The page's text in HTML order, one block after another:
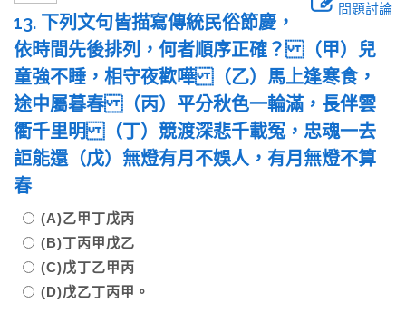
問題討論
13. 下列文句皆描寫傳統民俗節慶，
依時間先後排列，何者順序正確？ （甲）兒
童強不睡，相守夜歡嘩 （乙）馬上逢寒食，
途中屬暮春 （丙）平分秋色一輪滿，長伴雲
衢千里明 （丁）競渡深悲千載冤，忠魂一去
詎能還（戊）無燈有月不娛人，有月無燈不算
春
(A)乙甲丁戊丙
(B)丁丙甲戊乙
(C)戊丁乙甲丙
(D)戊乙丁丙甲。